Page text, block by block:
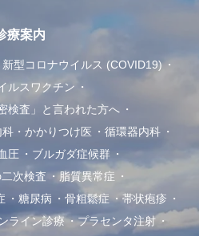
療案内
新型コロナウイルス (COVID19)
ルスワクチン
検査」と言われた方へ
・かかりつけ医
循環器内科
圧
ブルガダ症候群
次検査
脂質異常症
糖尿病 骨粗鬆症
帯状疱疹
ライン診療
プラセンタ注射